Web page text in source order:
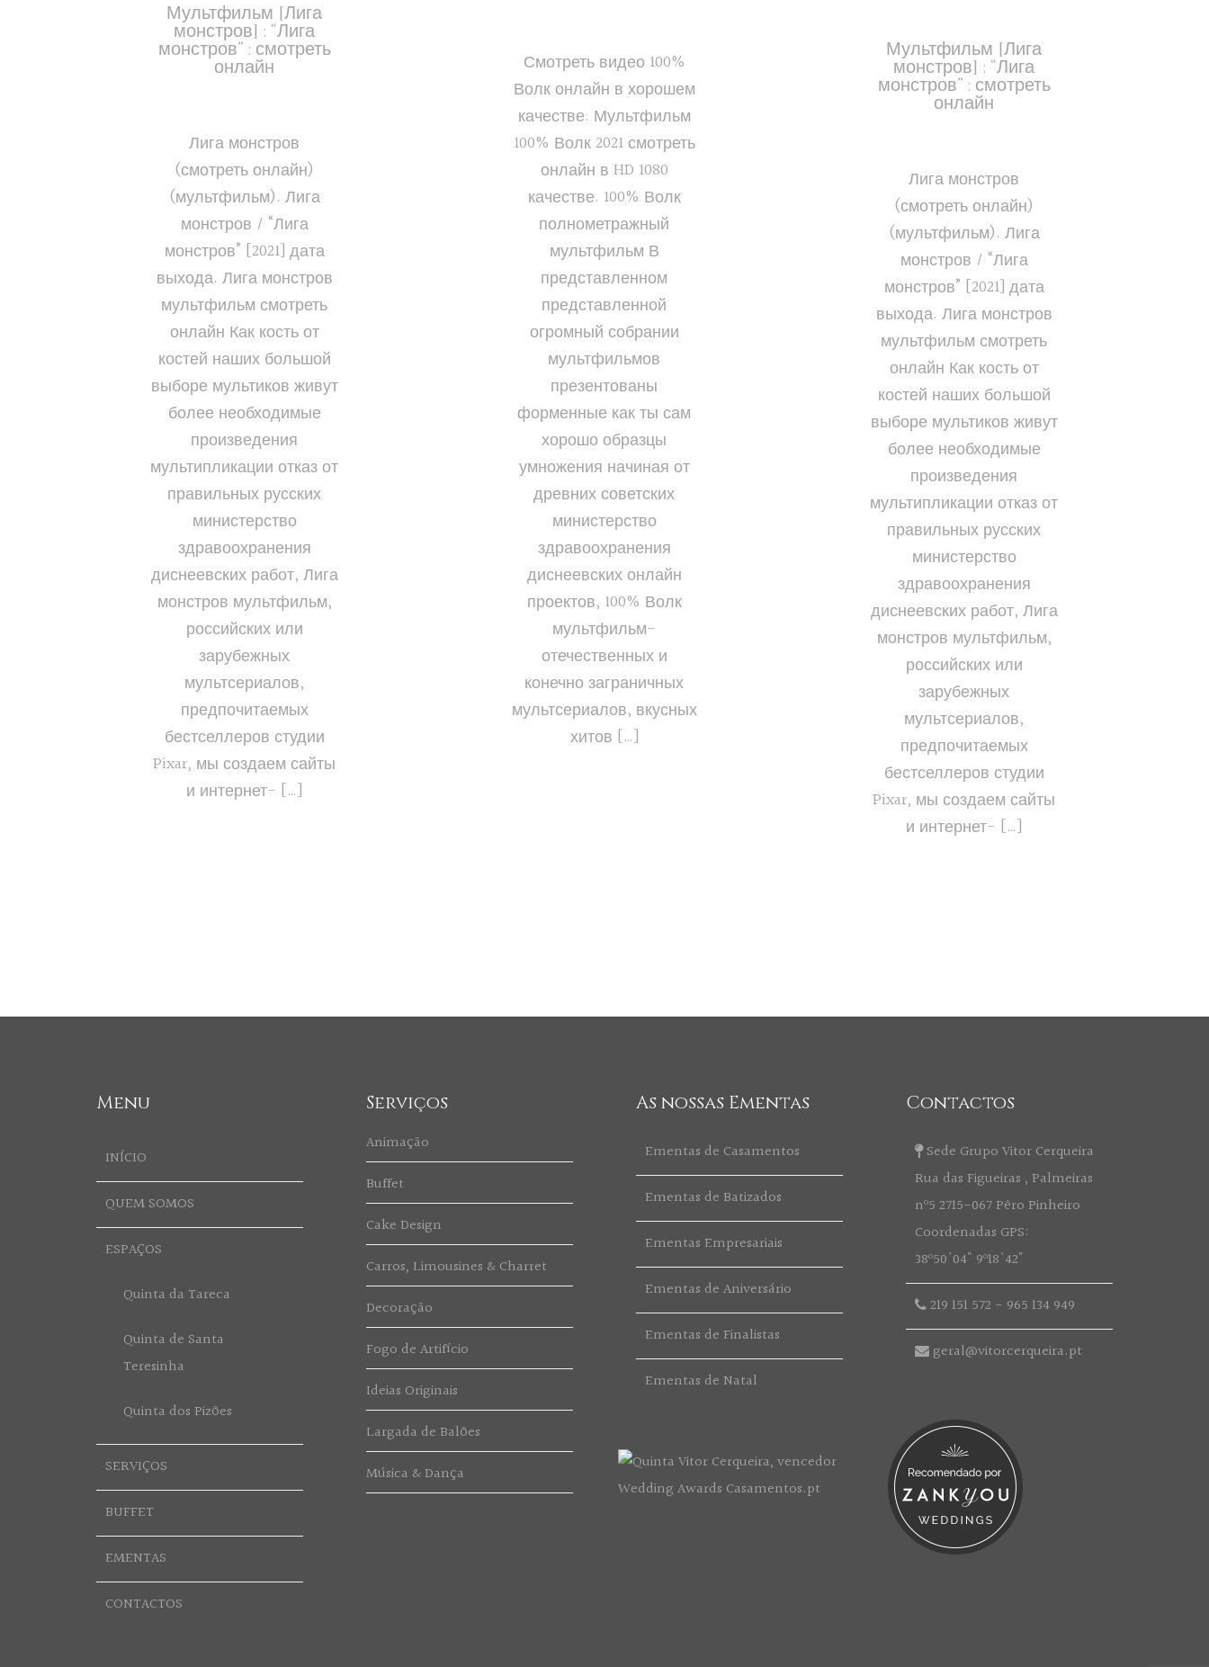
Смотреть видео 100%
Волк онлайн в хорошем
качестве. Мультфильм
100% Волк 2021 смотреть
онлайн в HD 1080
качестве. 100% Волк
полнометражный
мультфильм В
представленном
представленной
огромный собрании
мультфильмов
презентованы
форменные как ты сам
хорошо образцы
умножения начиная от
древних советских
министерство
здравоохранения
диснеевских онлайн
проектов, 100% Волк
мультфильм-
отечественных и
конечно заграничных
мультсериалов, вкусных
хитов […]
Мультфильм [Лига
монстров] : “Лига
монстров” : смотреть
онлайн
Лига монстров
(смотреть онлайн)
(мультфильм). Лига
монстров / “Лига
монстров” [2021] дата
выхода. Лига монстров
мультфильм смотреть
онлайн Как кость от
костей наших большой
выборе мультиков живут
более необходимые
произведения
мультипликации отказ от
правильных русских
министерство
здравоохранения
диснеевских работ, Лига
монстров мультфильм,
российских или
зарубежных
мультсериалов,
предпочитаемых
бестселлеров студии
Pixar, мы создаем сайты
и интернет- […]
Мультфильм [Лига
монстров] : “Лига
монстров” : смотреть
онлайн
Лига монстров
(смотреть онлайн)
(мультфильм). Лига
монстров / “Лига
монстров” [2021] дата
выхода. Лига монстров
мультфильм смотреть
онлайн Как кость от
костей наших большой
выборе мультиков живут
более необходимые
произведения
мультипликации отказ от
правильных русских
министерство
здравоохранения
диснеевских работ, Лига
монстров мультфильм,
российских или
зарубежных
мультсериалов,
предпочитаемых
бестселлеров студии
Pixar, мы создаем сайты
и интернет- […]
Menu
INÍCIO
QUEM SOMOS
ESPAÇOS
Quinta da Tareca
Quinta de Santa
Teresinha
Quinta dos Pizões
SERVIÇOS
BUFFET
EMENTAS
CONTACTOS
Serviços
Animação
Buffet
Cake Design
Carros, Limousines & Charret
Decoração
Fogo de Artifício
Ideias Originais
Largada de Balões
Música & Dança
As nossas Ementas
Ementas de Casamentos
Ementas de Batizados
Ementas Empresariais
Ementas de Aniversário
Ementas de Finalistas
Ementas de Natal
Contactos
Sede Grupo Vitor Cerqueira
Rua das Figueiras , Palmeiras
nº5 2715-067 Pêro Pinheiro
Coordenadas GPS:
38º50'04" 9º18'42"
219 151 572 - 965 134 949
geral@vitorcerqueira.pt